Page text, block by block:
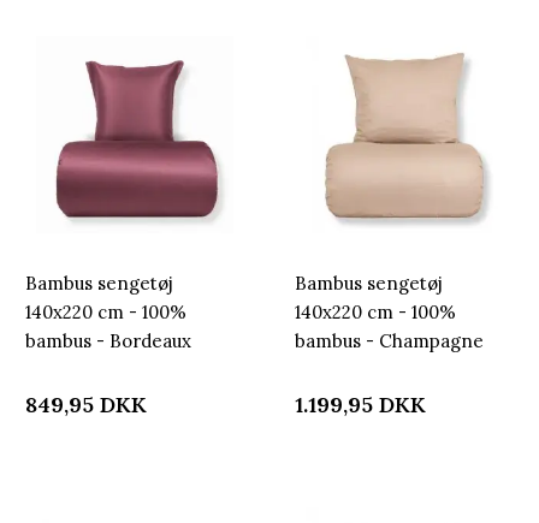
Bambus sengetøj
140x220 cm - 100%
bambus - Bordeaux
849,95 DKK
Bambus sengetøj
140x220 cm - 100%
bambus - Champagne
1.199,95 DKK